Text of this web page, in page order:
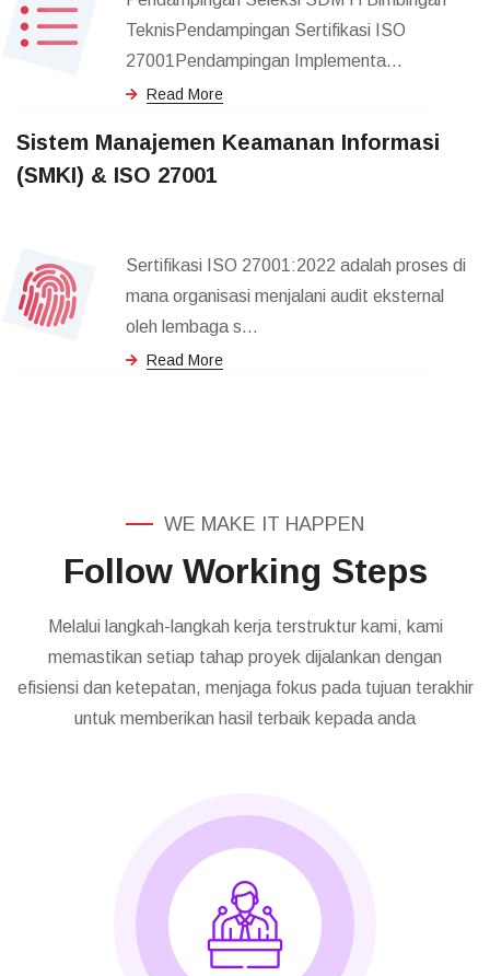
TeknisPendampingan Sertifikasi ISO
27001Pendampingan Implementa...
Read More
Sistem Manajemen Keamanan Informasi
(SMKI) & ISO 27001
Sertifikasi ISO 27001:2022 adalah proses di
mana organisasi menjalani audit eksternal
oleh lembaga s...
Read More
WE MAKE IT HAPPEN
Follow Working Steps
Melalui langkah-langkah kerja terstruktur kami, kami
memastikan setiap tahap proyek dijalankan dengan
efisiensi dan ketepatan, menjaga fokus pada tujuan terakhir
untuk memberikan hasil terbaik kepada anda